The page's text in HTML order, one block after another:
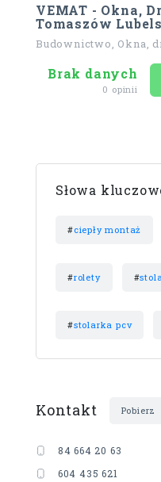
VEMAT - Okna,
Tomaszów
Budownictwo, Okna,
Brak danych
0 opinii
Słowa
#ciepły montaż
#rolety #
#stolarka pcv
Kontakt Pobierz
84 664 20 63
604 435 621